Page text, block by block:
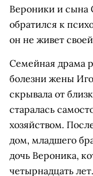
Вероники и сына
обратился к
он не живет
Семейная драма
болезни жены
скрывала от
старалась
хозяйством.
дом, младшего
дочь Вероника,
четырнадцать лет.